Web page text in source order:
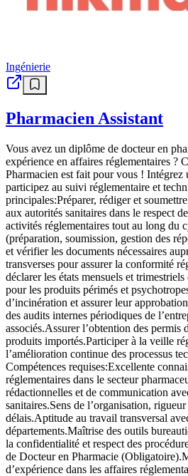
Ingénierie
Pharmacien Assistant
Vous avez un diplôme de docteur en
expérience en affaires réglementaires ?
Pharmacien est fait pour vous ! Intégrez
participez au suivi réglementaire et
principales:Préparer, rédiger et
aux autorités sanitaires dans le respect
activités réglementaires tout au long du
(préparation, soumission, gestion des
et vérifier les documents nécessaires
transverses pour assurer la conformité
déclarer les états mensuels et
pour les produits périmés et
d’incinération et assurer leur
des audits internes périodiques de
associés.Assurer l’obtention des permis
produits importés.Participer à la veille
l’amélioration continue des processus
Compétences requises:Excellente
réglementaires dans le secteur
rédactionnelles et de communication
sanitaires.Sens de l’organisation, rigueur
délais.Aptitude au travail transversal
départements.Maîtrise des outils
la confidentialité et respect des
de Docteur en Pharmacie
d’expérience dans les affaires